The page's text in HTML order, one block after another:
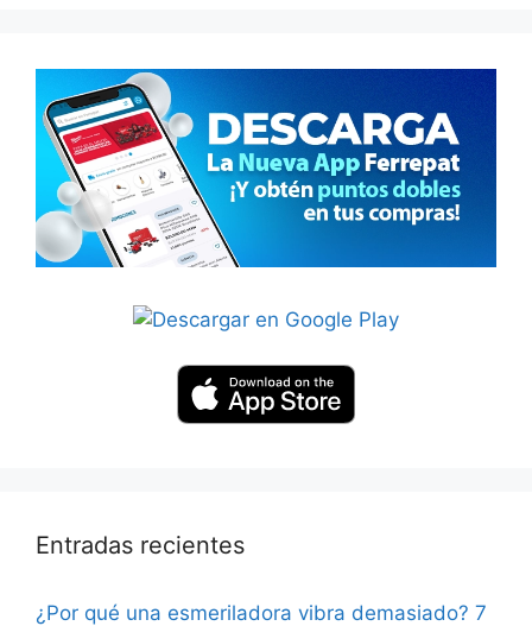
Entradas recientes
¿Por qué una esmeriladora vibra demasiado? 7